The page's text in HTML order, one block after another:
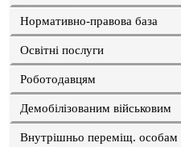
Нормативно-правова база
Освітні послуги
Роботодавцям
Демобілізованим військовим
Внутрішньо переміщ. особам